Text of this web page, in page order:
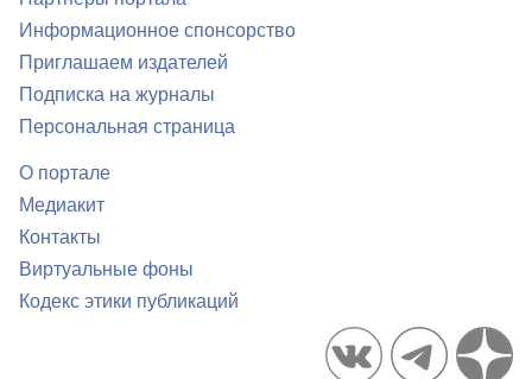
Информационное спонсорство
Приглашаем издателей
Подписка на журналы
Персональная страница
О портале
Медиакит
Контакты
Виртуальные фоны
Кодекс этики публикаций